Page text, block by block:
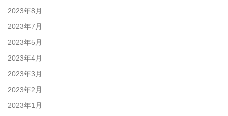
2023年8月
2023年7月
2023年5月
2023年4月
2023年3月
2023年2月
2023年1月